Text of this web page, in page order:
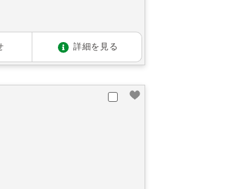
詳細を見る